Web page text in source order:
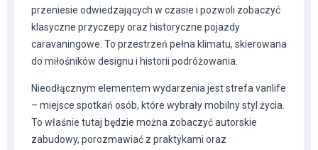
przeniesie odwiedzających w czasie i pozwoli zobaczyć
klasyczne przyczepy oraz historyczne pojazdy
caravaningowe. To przestrzeń pełna klimatu, skierowana
do miłośników designu i historii podróżowania.
Nieodłącznym elementem wydarzenia jest strefa vanlife
– miejsce spotkań osób, które wybrały mobilny styl życia.
To właśnie tutaj będzie można zobaczyć autorskie
zabudowy, porozmawiać z praktykami oraz